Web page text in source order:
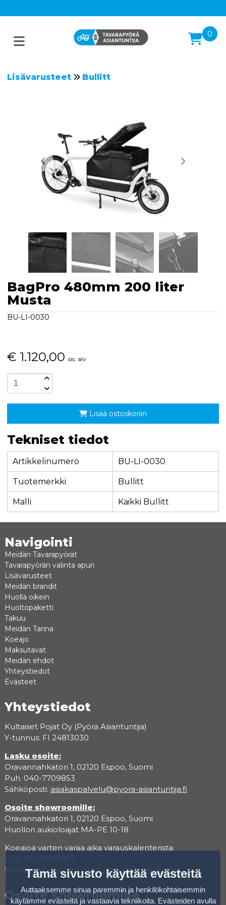
0
Lisävarusteet Bullitt
BagPro 480mm 200 liter
Musta
BU-LI-0030
€ 1.120,00 sis. alv
Lisää ostoskoriin
Tekniset tiedot
Artikkelinumero BU-LI-0030
Tuotemerkki Bullitt
Malli Kaikki Bullitt
Navigointi
Meidän Tavarapyörät
Tavarapyörän valinta apuri
Lisävarusteet
Meidän brandit
Huolla oikein
Huoltopaketti
Takuu
Meidän Tarina
Koeajo
Maksutavat
Meidän ehdot
Yhteystiedot
Evästeet
Yhteystiedot
Kultaiset Pojat Oy (Pyörä Asiantuntija)
Y-tunnus: FI 24813030
Lasku osoite:
Oravannahkatori 1, 02120 Espoo, Suomi
Puh. 040-7709853
Sähköposti: asiakaspalvelu@pyora-asiantuntija.fi
Osoite showroomille:
Oravannahkatori 1, 02120 Espoo, Suomi
Huollon aukioloajat MA-PE 10-18
Koeajoa varten varaa aika varauskalenterista.
Sähköposti:asiakaspalvelu@pyora-asiantuntija.fi
Osoite showroomille
Tämä sivusto käyttää evästeitä
Auttaaksemme sinua paremmin ja henkilökohtaisemmin
käytämme evästeitä ja vastaavia tekniikoita. Evästeiden avulla